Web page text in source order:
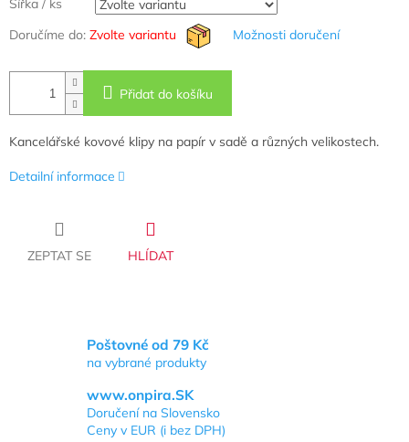
Šířka / ks
Doručíme do: Zvolte variantu Možnosti doručení
Přidat do košíku
Kancelářské kovové klipy na papír v sadě a různých velikostech.
Detailní informace
ZEPTAT SE HLÍDAT
Poštovné od 79 Kč
na vybrané produkty
www.onpira.SK
Doručení na Slovensko
Ceny v EUR (i bez DPH)